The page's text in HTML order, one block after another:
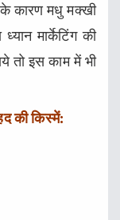
कारण मधु मक्खी
मार्केटिंग की
तो इस काम में भी
की किस्में: